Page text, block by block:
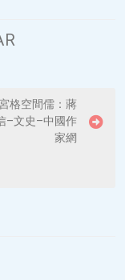
格空間儒：蔣
–文史–中國作
家網